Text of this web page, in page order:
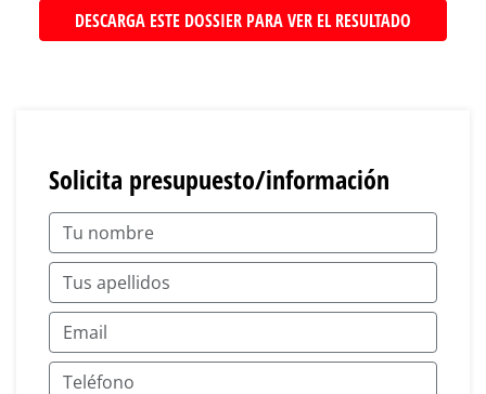
DESCARGA ESTE DOSSIER PARA VER EL RESULTADO
Solicita presupuesto/información